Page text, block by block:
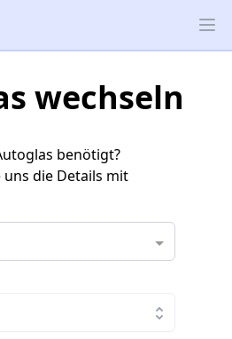
GmbH
wechseln
benötigt?
uns die Details mit